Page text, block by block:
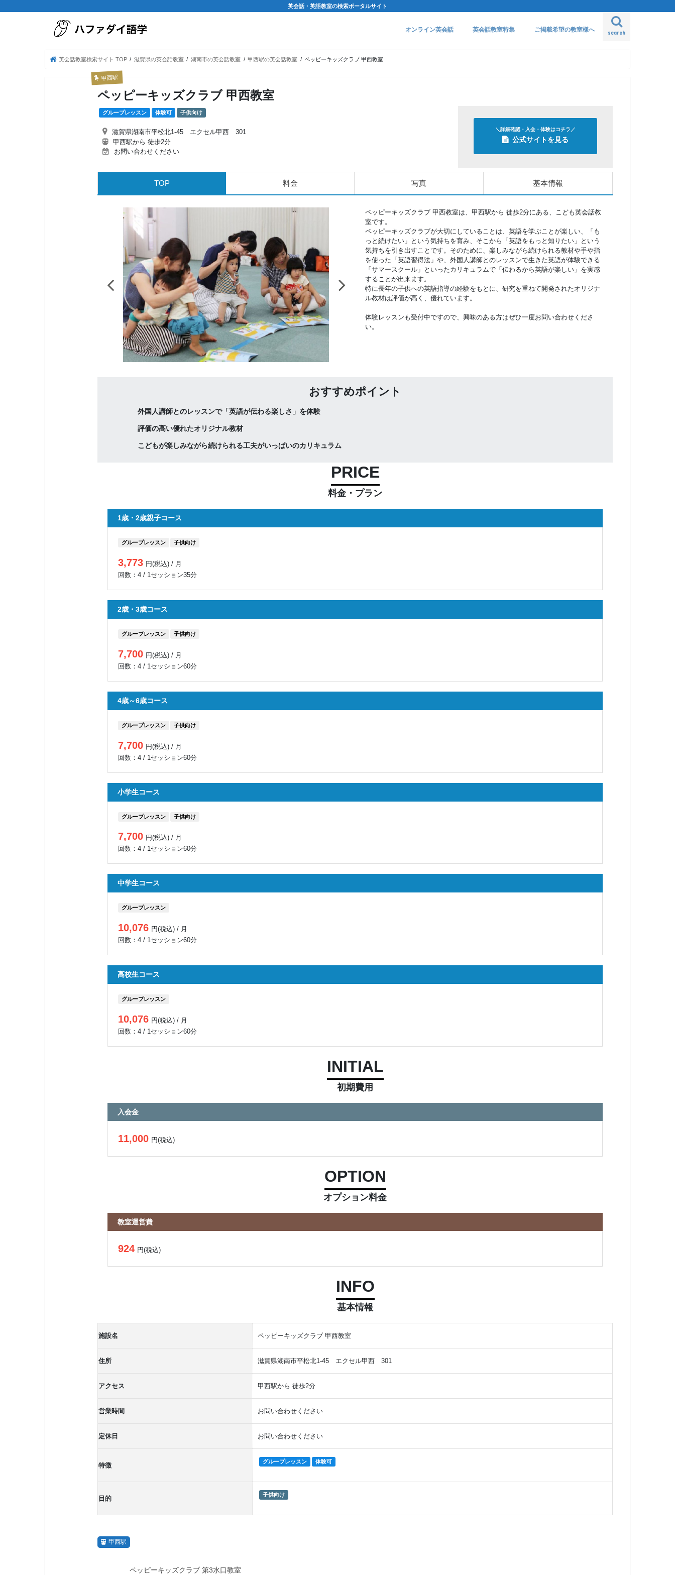
英会話・英語教室の検索ポータルサイト
search
オンライン英会話 英会話教室特集 ご掲載希望の教室様へ
英会話教室検索サイト TOP 滋賀県の英会話教室 湖南市の英会話教室 甲西駅の英会話教室 ペッピーキッズクラブ 甲西教室
甲西駅
ペッピーキッズクラブ 甲西教室
グループレッスン 体験可 子供向け
滋賀県湖南市平松北1-45 エクセル甲西 301
甲西駅から 徒歩2分
お問い合わせください
＼詳細確認・入会・体験はコチラ／
公式サイトを見る
TOP 料金 写真 基本情報
ペッピーキッズクラブ 甲西教室は、甲西駅から 徒歩2分にある、こども英会話教
室です。
ペッピーキッズクラブが大切にしていることは、英語を学ぶことが楽しい、「も
っと続けたい」という気持ちを育み、そこから「英語をもっと知りたい」という
気持ちを引き出すことです。そのために、楽しみながら続けられる教材や手や指
を使った「英語習得法」や、外国人講師とのレッスンで生きた英語が体験できる
「サマースクール」といったカリキュラムで「伝わるから英語が楽しい」を実感
することが出来ます。
特に長年の子供への英語指導の経験をもとに、研究を重ねて開発されたオリジナ
ル教材は評価が高く、優れています。
体験レッスンも受付中ですので、興味のある方はぜひ一度お問い合わせくださ
い。
おすすめポイント
外国人講師とのレッスンで「英語が伝わる楽しさ」を体験
評価の高い優れたオリジナル教材
こどもが楽しみながら続けられる工夫がいっぱいのカリキュラム
PRICE
料金・プラン
1歳・2歳親子コース
グループレッスン 子供向け
3,773 円(税込) / 月
回数：4 / 1セッション35分
2歳・3歳コース
グループレッスン 子供向け
7,700 円(税込) / 月
回数：4 / 1セッション60分
4歳～6歳コース
グループレッスン 子供向け
7,700 円(税込) / 月
回数：4 / 1セッション60分
小学生コース
グループレッスン 子供向け
7,700 円(税込) / 月
回数：4 / 1セッション60分
中学生コース
グループレッスン
10,076 円(税込) / 月
回数：4 / 1セッション60分
高校生コース
グループレッスン
10,076 円(税込) / 月
回数：4 / 1セッション60分
INITIAL
初期費用
入会金
11,000 円(税込)
OPTION
オプション料金
教室運営費
924 円(税込)
INFO
基本情報
施設名 ペッピーキッズクラブ 甲西教室
住所 滋賀県湖南市平松北1-45 エクセル甲西 301
アクセス 甲西駅から 徒歩2分
営業時間 お問い合わせください
定休日 お問い合わせください
特徴 グループレッスン 体験可
目的 子供向け
甲西駅
ペッピーキッズクラブ 第3水口教室